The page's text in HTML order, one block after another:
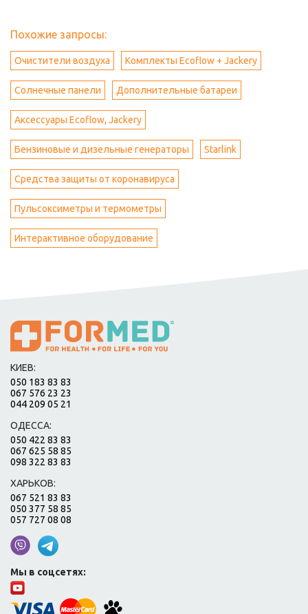
Похожие запросы:
Очистители воздуха Комплекты Ecoflow + Jackery
Солнечные панели Дополнительные батареи
Аксессуары Ecoflow, Jackery
Бензиновые и дизельные генераторы Starlink
Средства защиты от коронавируса
Пульсоксиметры и термометры
Интерактивное оборудование
КИЕВ:
050 183 83 83
067 576 23 23
044 209 05 21
ОДЕССА:
050 422 83 83
067 625 58 85
098 322 83 83
ХАРЬКОВ:
067 521 83 83
050 377 58 85
057 727 08 08
Мы в соцсетях: